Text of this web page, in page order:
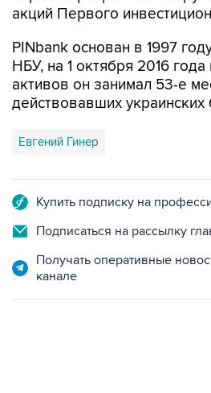
PINbank основан в 1997
активов он занимал 53-е
действовавших украинских
Евгений Гинер
Подписаться на рассылку
Получать оперативные